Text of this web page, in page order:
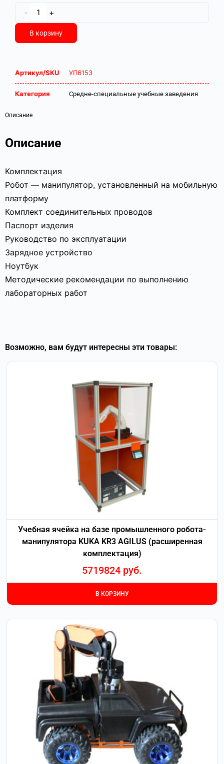
- +
В корзину
Артикул/SKU УП6153
Категория Средне-специальные учебные заведения
Описание
Описание
Комплектация
Робот — манипулятор, установленный на мобильную
платформу
Комплект соединительных проводов
Паспорт изделия
Руководство по эксплуатации
Зарядное устройство
Ноутбук
Методические рекомендации по выполнению
лабораторных работ
Возможно, вам будут интересны эти товары:
Учебная ячейка на базе промышленного робота-
манипулятора KUKA KR3 AGILUS (расширенная
комплектация)
5719824 руб.
В КОРЗИНУ